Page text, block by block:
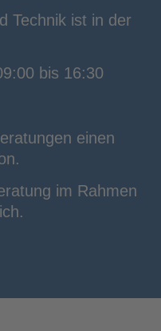
Technik ist in der
bis 16:30
einen
im Rahmen